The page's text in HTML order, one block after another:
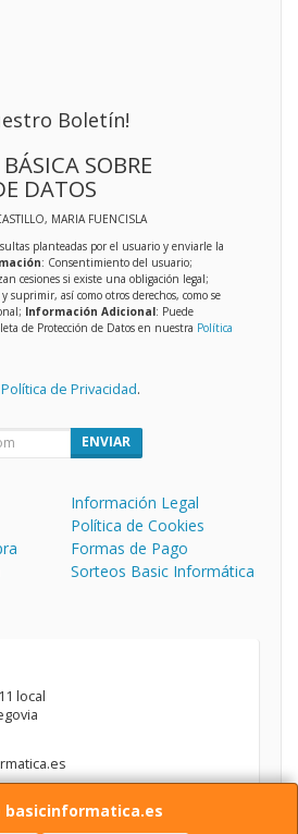
basicinformatica.es
Boletín!
SOBRE
DATOS
MARIA FUENCISLA
planteadas por el usuario y enviarle la
: Consentimiento del usuario;
cesiones si existe una obligación legal;
suprimir, así como otros derechos, como se
Información Adicional: Puede
de Protección de Datos en nuestra Política
Política de Privacidad.
ENVIAR
Información Legal
Política de Cookies
Formas de Pago
Sorteos Basic Informática
local